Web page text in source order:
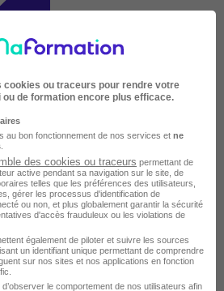
Très courte
Inférieur à 2 jours
cookies ou traceurs pour rendre votre
ou de formation encore plus efficace.
au bon fonctionnement de nos services et ne
des cookies ou traceurs permettant de
active pendant sa navigation sur le site, de
telles que les préférences des utilisateurs,
gérer les processus d'identification de
ou non, et plus globalement garantir la sécurité
d'accès frauduleux ou les violations de
également de piloter et suivre les sources
un identifiant unique permettant de comprendre
sur nos sites et nos applications en fonction
le comportement de nos utilisateurs afin